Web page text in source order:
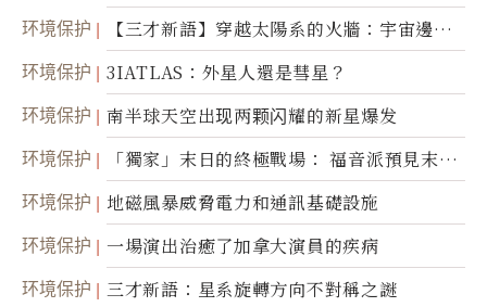
环境保护
【三才新語】穿越太陽系的火牆：宇宙邊界
新啟示
环境保护 3IATLAS：外星人還是彗星？
环境保护 南半球天空出现两颗闪耀的新星爆发
环境保护
「獨家」末日的終極戰場： 福音派預見末
世；希臘僧侶預言以色列的攻擊
环境保护 地磁風暴威脅電力和通訊基礎設施
环境保护 一場演出治癒了加拿大演員的疾病
环境保护 三才新語：星系旋轉方向不對稱之謎